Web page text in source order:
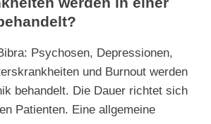
Psychosen, Depressionen,
und Burnout werden
behandelt. Die Dauer richtet sich
Patienten. Eine allgemeine